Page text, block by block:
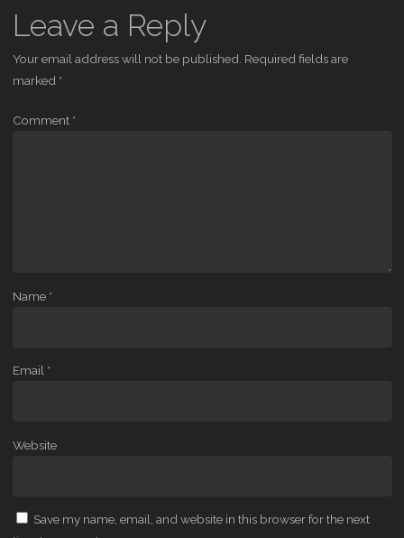
Leave a Reply
Your email address will not be published. Required fields are
marked *
Comment *
Name *
Email *
Website
Save my name, email, and website in this browser for the next